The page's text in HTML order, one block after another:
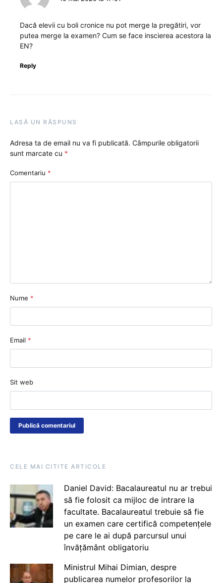
Dacă elevii cu boli cronice nu pot merge la pregătiri, vor
putea merge la examen? Cum se face inscierea acestora la
EN?
Reply
LASĂ UN RĂSPUNS
Adresa ta de email nu va fi publicată. Câmpurile obligatorii
sunt marcate cu *
Comentariu *
Nume *
Email *
Sit web
CELE MAI CITITE ARTICOLE
Daniel David: Bacalaureatul nu ar trebui
să fie folosit ca mijloc de intrare la
facultate. Bacalaureatul trebuie să fie
un examen care certifică competențele
pe care le ai după parcursul unui
învățământ obligatoriu
Ministrul Mihai Dimian, despre
publicarea numelor profesorilor la